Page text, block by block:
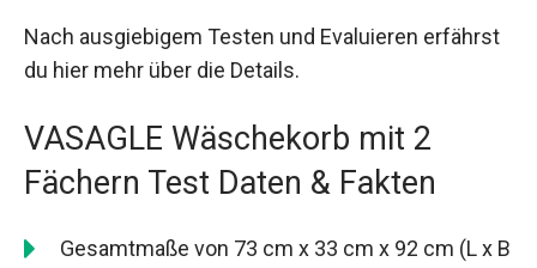
Nach ausgiebigem Testen und Evaluieren erfährst
du hier mehr über die Details.
VASAGLE Wäschekorb mit 2
Fächern Test Daten & Fakten
Gesamtmaße von 73 cm x 33 cm x 92 cm (L x B